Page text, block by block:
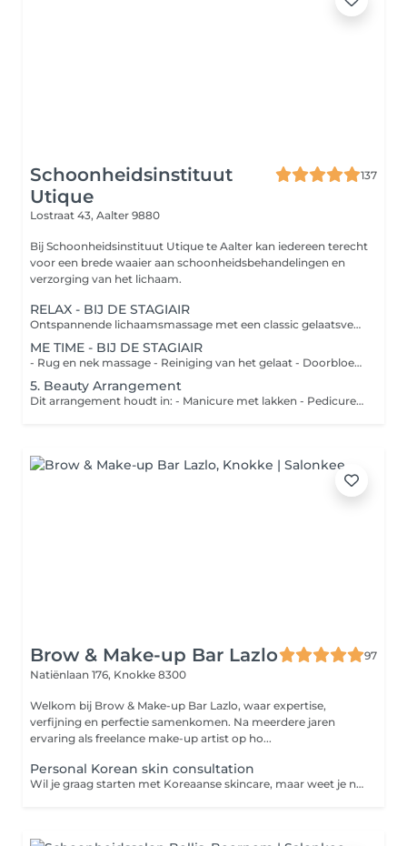
Schoonheidsinstituut
Utique
137
Lostraat 43, Aalter 9880
Bij Schoonheidsinstituut Utique te Aalter kan iedereen terecht
voor een brede waaier aan schoonheidsbehandelingen en
verzorging van het lichaam.
RELAX - BIJ DE STAGIAIR
Ontspannende lichaamsmassage met een classic gelaatsverzorging. Normaal prijs €159,00 NU VOOR €79,50.
ME TIME - BIJ DE STAGIAIR
- Rug en nek massage - Reiniging van het gelaat - Doorbloedingsmasker - Peeling - Algenmaker met hoofdhuidmassage - Dagcrème & een drankje om af te sluiten. Normaal €120,00 NU VOOR €60,00
5. Beauty Arrangement
Dit arrangement houdt in: - Manicure met lakken - Pedicure met lakken met verwennerij - Classic gelaatsverzorging op maat
Brow & Make-up Bar Lazlo
97
Natiënlaan 176, Knokke 8300
Welkom bij Brow & Make-up Bar Lazlo, waar expertise,
verfijning en perfectie samenkomen. Na meerdere jaren
ervaring als freelance make-up artist op ho...
Personal Korean skin consultation
Wil je graag starten met Koreaanse skincare, maar weet je niet welke producten bij jouw huid passen? Tijdens dit persoonlijk skincare advies bekijken we jouw huid, bespreken we jouw huiddoelen en stellen we een verzorgingsroutine samen die volledig is afgestemd op jouw behoeften. Tijdens dit persoonlijke Koreaanse skincare advies nemen we de tijd om jouw huid en huidbehoeften grondig te bespreken. Je krijgt professioneel advies over welke producten het beste bij jouw huidtype en huiddoelen passen, hoe je ze correct gebruikt en hoe je een effectieve routine opbouwt. Perfect voor wie wil starten met Koreaanse skincare of zijn huidige routine wil optimaliseren met de juiste producten. Bij besteding van 75€ is dit gesprek gratis.